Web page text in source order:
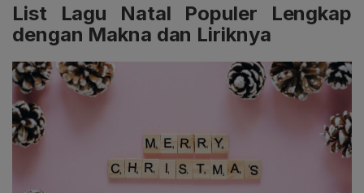
List Lagu Natal Populer Lengkap
dengan Makna dan Liriknya